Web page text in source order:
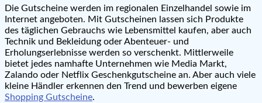
Die Gutscheine werden im regionalen Einzelhandel sowie im
Internet angeboten. Mit Gutscheinen lassen sich Produkte
des täglichen Gebrauchs wie Lebensmittel kaufen, aber auch
Technik und Bekleidung oder Abenteuer- und
Erholungserlebnisse werden so verschenkt. Mittlerweile
bietet jedes namhafte Unternehmen wie Media Markt,
Zalando oder Netflix Geschenkgutscheine an. Aber auch viele
kleine Händler erkennen den Trend und bewerben eigene
Shopping Gutscheine.